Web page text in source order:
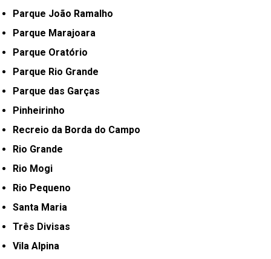
Parque João Ramalho
Parque Marajoara
Parque Oratório
Parque Rio Grande
Parque das Garças
Pinheirinho
Recreio da Borda do Campo
Rio Grande
Rio Mogi
Rio Pequeno
Santa Maria
Três Divisas
Vila Alpina